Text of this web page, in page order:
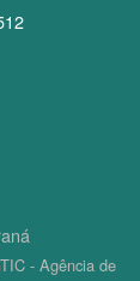
- Agência de